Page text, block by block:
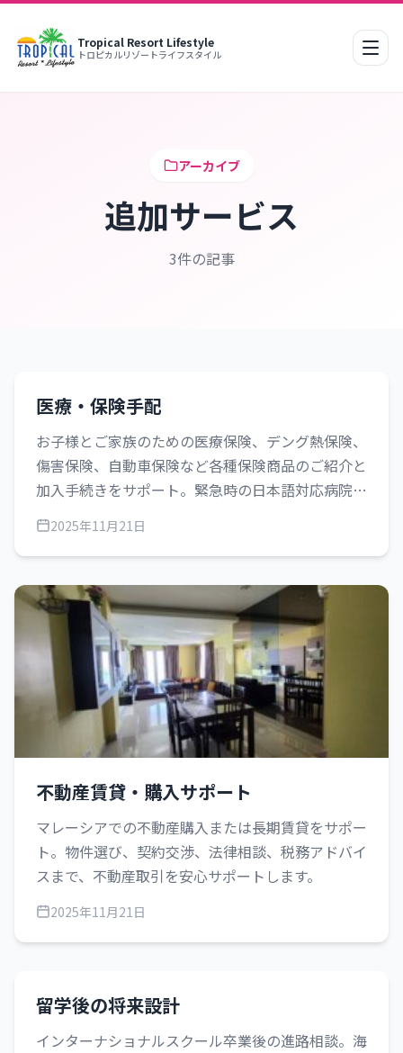
Tropical Resort Lifestyle
トロピカルリゾートライフスタイル モバ
アーカイブ
追加サービス
3件の記事
医療・保険手配
お子様とご家族のための医療保険、デング熱保険、
傷害保険、自動車保険など各種保険商品のご紹介と
加入手続きをサポート。緊急時の日本語対応病院も
ご紹介します。
2025年11月21日
不動産賃貸・購入サポート
マレーシアでの不動産購入または長期賃貸をサポー
ト。物件選び、契約交渉、法律相談、税務アドバイ
スまで、不動産取引を安心サポートします。
2025年11月21日
留学後の将来設計
インターナショナルスクール卒業後の進路相談。海